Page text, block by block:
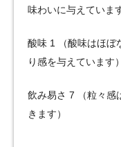
味わいに与えていま
酸味 1 （酸味はほぼ
り感を与えています）
飲み易さ 7 （粒々感
きます）